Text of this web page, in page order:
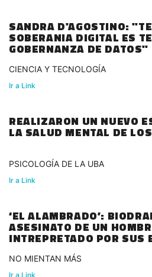
SANDRA D'AGOSTINO:
SOBERANIA DIGITAL ES
GOBERNANZA DE DATOS"
CIENCIA Y TECNOLOGÍA
Ir a Link
REALIZARON UN NUEVO
LA SALUD MENTAL DE
PSICOLOGÍA DE LA UBA
Ir a Link
‘EL ALAMBRADO’:
ASESINATO DE UN
INTREPRETADO POR SUS
NO MIENTAN MÁS
Ir a Link